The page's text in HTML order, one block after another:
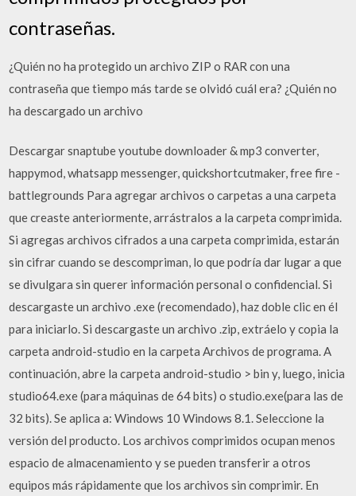
contraseñas.
¿Quién no ha protegido un archivo ZIP o RAR con una
contraseña que tiempo más tarde se olvidó cuál era? ¿Quién no
ha descargado un archivo
Descargar snaptube youtube downloader & mp3 converter,
happymod, whatsapp messenger, quickshortcutmaker, free fire -
battlegrounds Para agregar archivos o carpetas a una carpeta
que creaste anteriormente, arrástralos a la carpeta comprimida.
Si agregas archivos cifrados a una carpeta comprimida, estarán
sin cifrar cuando se descompriman, lo que podría dar lugar a que
se divulgara sin querer información personal o confidencial. Si
descargaste un archivo .exe (recomendado), haz doble clic en él
para iniciarlo. Si descargaste un archivo .zip, extráelo y copia la
carpeta android-studio en la carpeta Archivos de programa. A
continuación, abre la carpeta android-studio > bin y, luego, inicia
studio64.exe (para máquinas de 64 bits) o studio.exe(para las de
32 bits). Se aplica a: Windows 10 Windows 8.1. Seleccione la
versión del producto. Los archivos comprimidos ocupan menos
espacio de almacenamiento y se pueden transferir a otros
equipos más rápidamente que los archivos sin comprimir. En